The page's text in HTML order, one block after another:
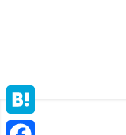
Hatena